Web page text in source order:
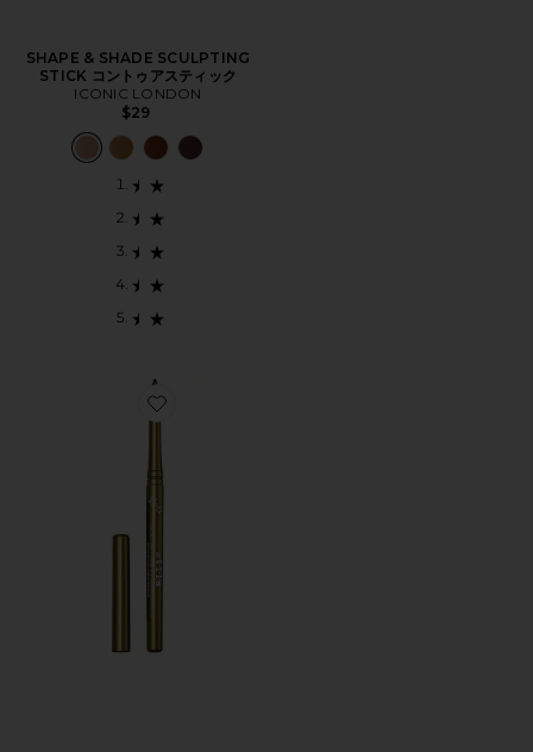
SHAPE & SHADE SCULPTING
STICK コントゥアスティック
ICONIC LONDON
$29
Favorite STAY ALL DAY SMUDGE & SET